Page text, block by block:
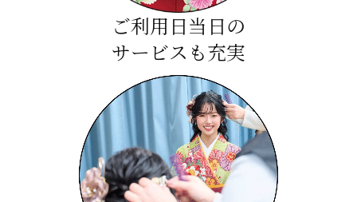
ご利用日当日の
サービスも充実